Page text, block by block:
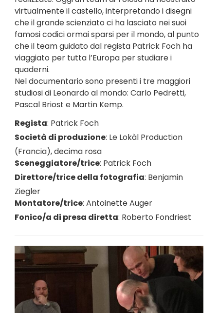
virtualmente il castello, interpretando i disegni
che il grande scienziato ci ha lasciato nei suoi
famosi codici ormai sparsi per il mondo, al punto
che il team guidato dal regista Patrick Foch ha
viaggiato per tutta l’Europa per studiare i
quaderni.
Nel documentario sono presenti i tre maggiori
studiosi di Leonardo al mondo: Carlo Pedretti,
Pascal Briost e Martin Kemp.
Regista: Patrick Foch
Società di produzione: Le Lokàl Production
(Francia),decima rosa
Sceneggiatore/trice: Patrick Foch
Direttore/trice della fotografia: Benjamin
Ziegler
Montatore/trice: Antoinette Auger
Fonico/a di presa diretta: Roberto Fondriest